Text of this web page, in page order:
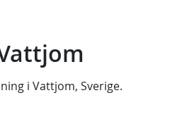
i Vattjom, Sverige.